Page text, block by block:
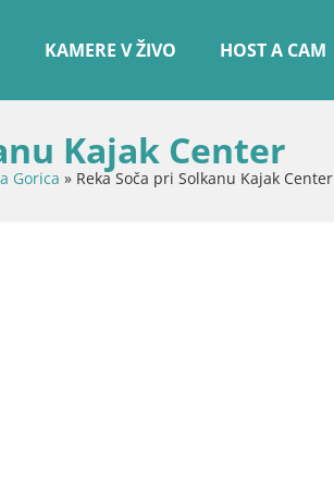
KAMERE V ŽIVO HOST A CAM
Kajak Center
Gorica » Reka Soča pri Solkanu Kajak Center